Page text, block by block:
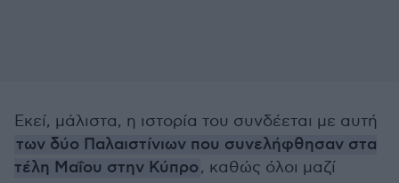
Εκεί, μάλιστα, η ιστορία του συνδέεται με αυτή
των δύο Παλαιστίνιων που συνελήφθησαν στα
τέλη Μαΐου στην Κύπρο, καθώς όλοι μαζί